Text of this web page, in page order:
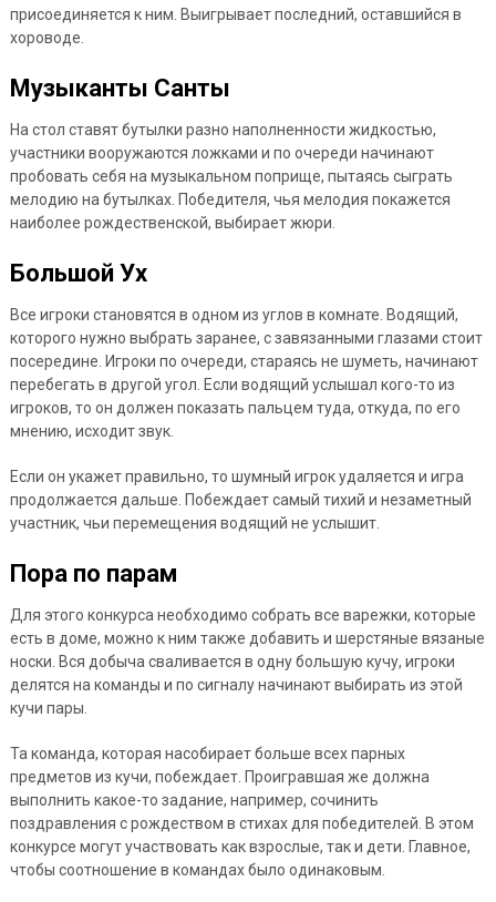
присоединяется к ним. Выигрывает последний, оставшийся в
хороводе.
Музыканты Санты
На стол ставят бутылки разно наполненности жидкостью,
участники вооружаются ложками и по очереди начинают
пробовать себя на музыкальном поприще, пытаясь сыграть
мелодию на бутылках. Победителя, чья мелодия покажется
наиболее рождественской, выбирает жюри.
Большой Ух
Все игроки становятся в одном из углов в комнате. Водящий,
которого нужно выбрать заранее, с завязанными глазами стоит
посередине. Игроки по очереди, стараясь не шуметь, начинают
перебегать в другой угол. Если водящий услышал кого-то из
игроков, то он должен показать пальцем туда, откуда, по его
мнению, исходит звук.
Если он укажет правильно, то шумный игрок удаляется и игра
продолжается дальше. Побеждает самый тихий и незаметный
участник, чьи перемещения водящий не услышит.
Пора по парам
Для этого конкурса необходимо собрать все варежки, которые
есть в доме, можно к ним также добавить и шерстяные вязаные
носки. Вся добыча сваливается в одну большую кучу, игроки
делятся на команды и по сигналу начинают выбирать из этой
кучи пары.
Та команда, которая насобирает больше всех парных
предметов из кучи, побеждает. Проигравшая же должна
выполнить какое-то задание, например, сочинить
поздравления с рождеством в стихах для победителей. В этом
конкурсе могут участвовать как взрослые, так и дети. Главное,
чтобы соотношение в командах было одинаковым.